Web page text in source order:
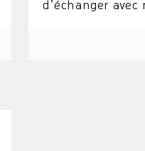
d’échanger